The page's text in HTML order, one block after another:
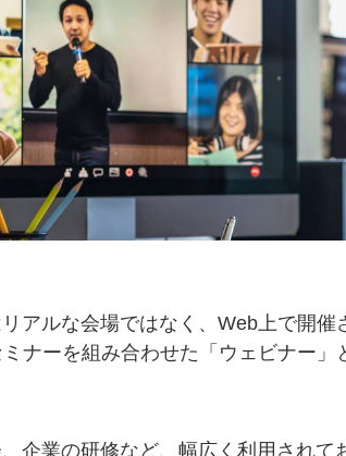
アルな会場ではなく、Web上で開催
ナーを組み合わせた「ウェビナー」
企業の研修など、幅広く利用されて